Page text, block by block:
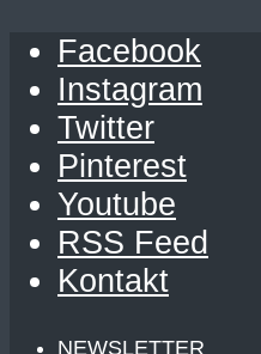
Facebook
Instagram
Twitter
Pinterest
Youtube
RSS Feed
Kontakt
NEWSLETTER